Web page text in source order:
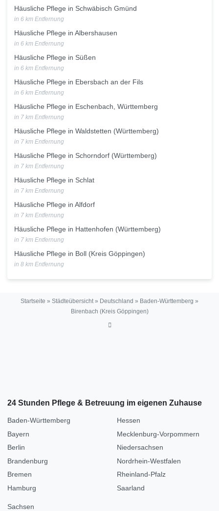
Häusliche Pflege in Schwäbisch Gmünd
in 6 km Entfernung
Häusliche Pflege in Albershausen
in 6 km Entfernung
Häusliche Pflege in Süßen
in 6 km Entfernung
Häusliche Pflege in Ebersbach an der Fils
in 6 km Entfernung
Häusliche Pflege in Eschenbach, Württemberg
in 7 km Entfernung
Häusliche Pflege in Waldstetten (Württemberg)
in 7 km Entfernung
Häusliche Pflege in Schorndorf (Württemberg)
in 7 km Entfernung
Häusliche Pflege in Schlat
in 7 km Entfernung
Häusliche Pflege in Alfdorf
in 7 km Entfernung
Häusliche Pflege in Hattenhofen (Württemberg)
in 7 km Entfernung
Häusliche Pflege in Boll (Kreis Göppingen)
in 8 km Entfernung
Startseite » Städteübersicht» Deutschland » Baden-Württemberg »
Birenbach (Kreis Göppingen)
24 Stunden Pflege & Betreuung im eigenen Zuhause
Baden-Württemberg
Bayern
Berlin
Brandenburg
Bremen
Hamburg
Hessen
Mecklenburg-Vorpommern
Niedersachsen
Nordrhein-Westfalen
Rheinland-Pfalz
Saarland
Sachsen